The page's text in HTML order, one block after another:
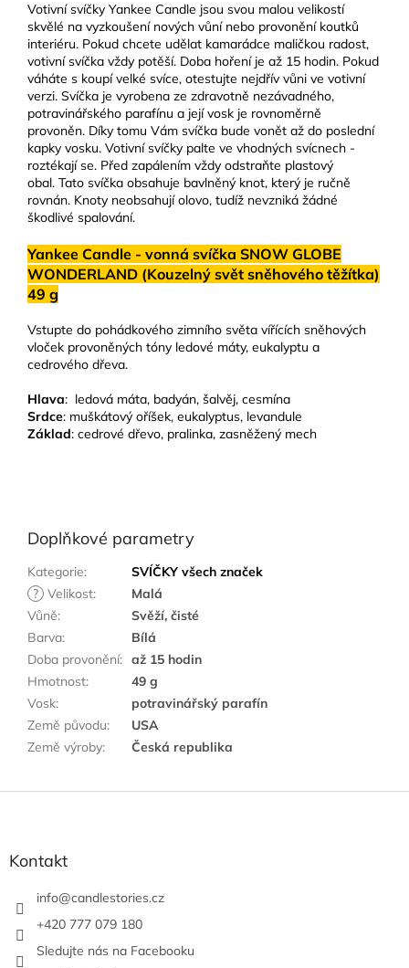
Votivní svíčky Yankee Candle jsou svou malou velikostí
skvělé na vyzkoušení nových vůní nebo provonění koutků
interiéru. Pokud chcete udělat kamarádce maličkou radost,
votivní svíčka vždy potěší. Doba hoření je až 15 hodin. Pokud
váháte s koupí velké svíce, otestujte nejdřív vůni ve votivní
verzi. Svíčka je vyrobena ze zdravotně nezávadného,
potravinářského parafínu a její vosk je rovnoměrně
provoněn. Díky tomu Vám svíčka bude vonět až do poslední
kapky vosku. Votivní svíčky palte ve vhodných svícnech -
roztékají se. Před zapálením vždy odstraňte plastový
obal. Tato svíčka obsahuje bavlněný knot, který je ručně
rovnán. Knoty neobsahují olovo, tudíž nevzniká žádné
škodlivé spalování.
Yankee Candle - vonná svíčka SNOW GLOBE
WONDERLAND (Kouzelný svět sněhového těžítka)
49 g
Vstupte do pohádkového zimního světa vířících sněhových
vloček provoněných tóny ledové máty, eukalyptu a
cedrového dřeva.
Hlava: ledová máta, badyán, šalvěj, cesmína
Srdce: muškátový oříšek, eukalyptus, levandule
Základ: cedrové dřevo, pralinka, zasněžený mech
Doplňkové parametry
Kategorie:
SVÍČKY všech značek
? Velikost:
Malá
Vůně:
Svěží, čisté
Barva:
Bílá
Doba provonění: až 15 hodin
Hmotnost:
49 g
Vosk:
potravinářský parafín
Země původu:
USA
Země výroby: Česká republika
Kontakt
info@candlestories.cz
+420 777 079 180
Sledujte nás na Facebooku